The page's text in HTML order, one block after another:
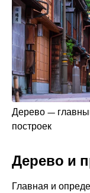
Дерево —
построек
Дерево и
Главная и